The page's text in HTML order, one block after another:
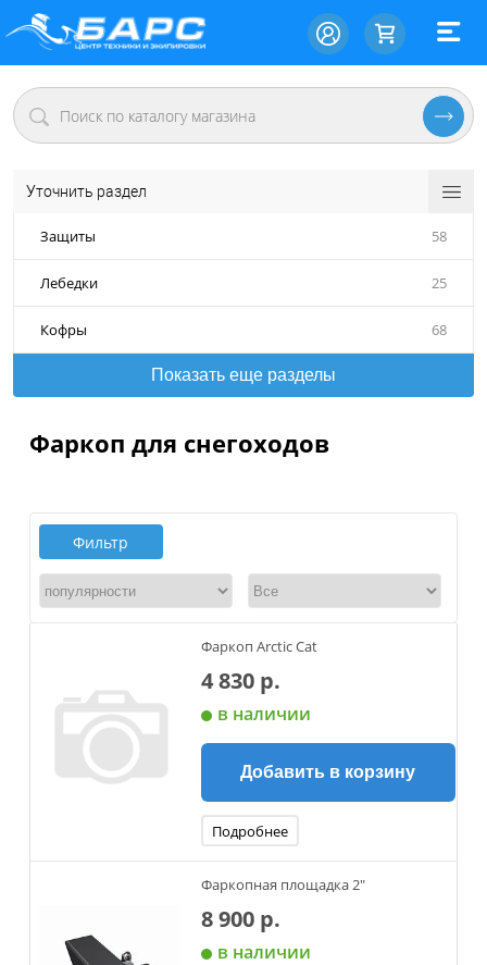
Уточнить раздел
Защиты 58
Лебедки 25
Кофры 68
Показать еще разделы
Фаркоп для снегоходов
Фильтр
Фаркоп Arctic Cat
4 830 р.
в наличии
Добавить в корзину
Подробнее
Фаркопная площадка 2"
8 900 р.
в наличии